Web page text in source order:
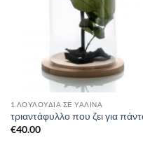
1.ΛΟΥΛΟΎΔΙΑ ΣΈ ΥΆΛΙΝΑ
τριαντάφυλλο που ζει για
€40.00